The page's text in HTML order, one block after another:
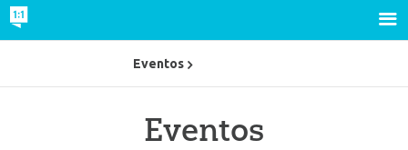
Eventos
Eventos